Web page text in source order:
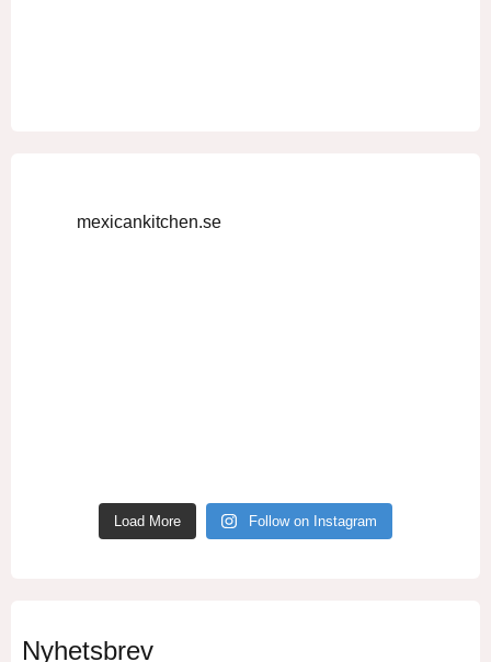
mexicankitchen.se
Load More Follow on Instagram
Nyhetsbrev